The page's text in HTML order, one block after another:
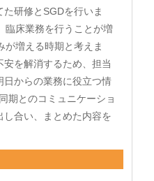
研修とSGDを行いま
臨床業務を行うことが増
が増える時期と考えま
を解消するため、担当
日からの業務に役立つ情
期とのコミュニケーショ
し合い、まとめた内容を